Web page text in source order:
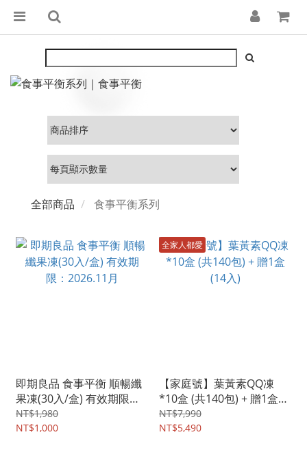
全部商品 食事平衡系列
即期良品 食事平衡 順暢纖
果凍(30入/盒) 有效期限：
2026.11月
NT$1,980
NT$1,000
全家人都愛
【家庭號】葉黃素QQ凍
*10盒 (共140包) + 贈1盒
(14入)
NT$7,990
NT$5,490